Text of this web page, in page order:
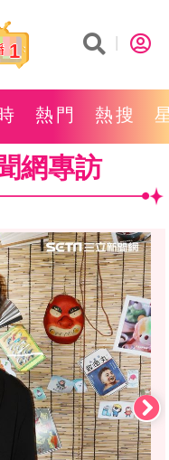
1
熱門 熱搜
網專訪